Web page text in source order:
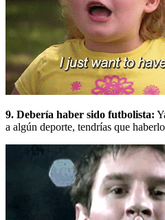
9. Debería haber sido futbolista:
a algún deporte, tendrías que